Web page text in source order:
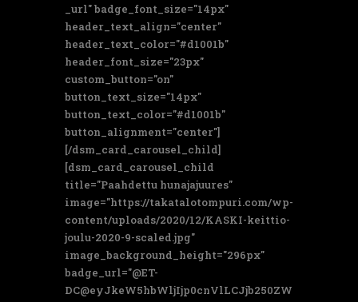
_url" badge_font_size="14px"
header_text_align="center"
header_text_color="#d1001b"
header_font_size="23px"
custom_button="on"
button_text_size="14px"
button_text_color="#d1001b"
button_alignment="center"]
[/dsm_card_carousel_child]
[dsm_card_carousel_child
title="Paahdettu hunajajuures"
image="https://takatalotompuri.com/wp-
content/uploads/2020/12/KASKI-keittio-
joulu-2020-9-scaled.jpg"
image_background_height="296px"
badge_url="@ET-
DC@eyJkeW5hbWljIjp0cnVlLCJjb250ZW